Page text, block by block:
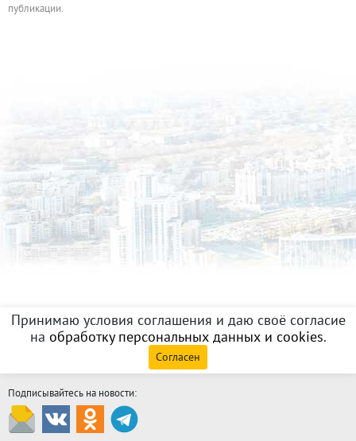
публикации.
Принимаю условия соглашения и даю своё согласие
на обработку персональных данных и cookies.
Согласен
Подписывайтесь на новости: